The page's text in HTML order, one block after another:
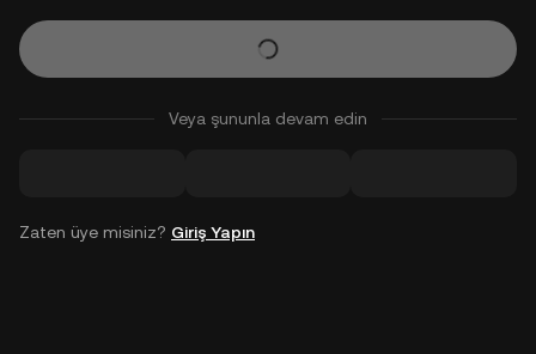
Veya şununla devam edin
Zaten üye misiniz? Giriş Yapın